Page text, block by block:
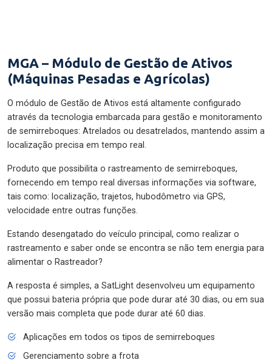
MGA – Módulo de Gestão de Ativos
(Máquinas Pesadas e Agrícolas)
O módulo de Gestão de Ativos está altamente configurado
através da tecnologia embarcada para gestão e monitoramento
de semirreboques: Atrelados ou desatrelados, mantendo assim a
localização precisa em tempo real.
Produto que possibilita o rastreamento de semirreboques,
fornecendo em tempo real diversas informações via software,
tais como: localização, trajetos, hubodômetro via GPS,
velocidade entre outras funções.
Estando desengatado do veículo principal, como realizar o
rastreamento e saber onde se encontra se não tem energia para
alimentar o Rastreador?
A resposta é simples, a SatLight desenvolveu um equipamento
que possui bateria própria que pode durar até 30 dias, ou em sua
versão mais completa que pode durar até 60 dias.
Aplicações em todos os tipos de semirreboques
Gerenciamento sobre a frota